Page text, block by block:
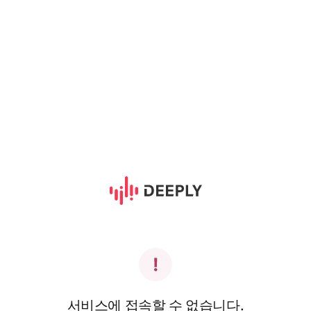
서비스에 접속할 수 없습니다.